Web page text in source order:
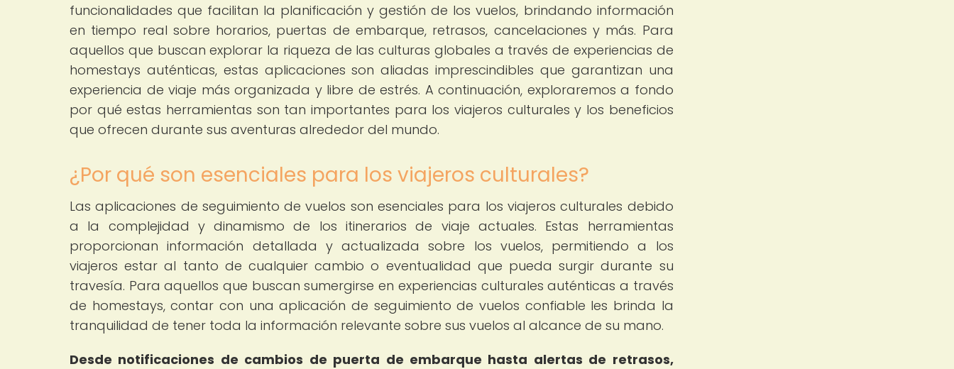
funcionalidades que facilitan la planificación y gestión de los vuelos, brindando información
en tiempo real sobre horarios, puertas de embarque, retrasos, cancelaciones y más. Para
aquellos que buscan explorar la riqueza de las culturas globales a través de experiencias de
homestays auténticas, estas aplicaciones son aliadas imprescindibles que garantizan una
experiencia de viaje más organizada y libre de estrés. A continuación, exploraremos a fondo
por qué estas herramientas son tan importantes para los viajeros culturales y los beneficios
que ofrecen durante sus aventuras alrededor del mundo.
¿Por qué son esenciales para los viajeros culturales?
Las aplicaciones de seguimiento de vuelos son esenciales para los viajeros culturales debido
a la complejidad y dinamismo de los itinerarios de viaje actuales. Estas herramientas
proporcionan información detallada y actualizada sobre los vuelos, permitiendo a los
viajeros estar al tanto de cualquier cambio o eventualidad que pueda surgir durante su
travesía. Para aquellos que buscan sumergirse en experiencias culturales auténticas a través
de homestays, contar con una aplicación de seguimiento de vuelos confiable les brinda la
tranquilidad de tener toda la información relevante sobre sus vuelos al alcance de su mano.
Desde notificaciones de cambios de puerta de embarque hasta alertas de retrasos,